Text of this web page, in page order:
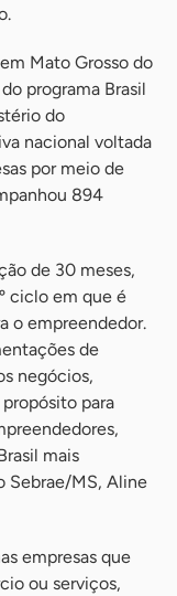
Mato Grosso do
programa Brasil
do
nacional voltada
por meio de
894
de 30 meses,
ciclo em que é
o empreendedor.
de
negócios,
para
mais
Sebrae/MS, Aline
empresas que
ou serviços,